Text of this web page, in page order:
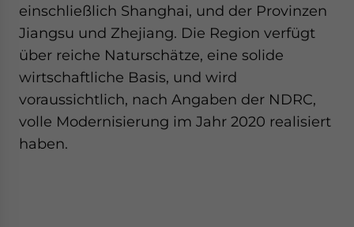
einschließlich Shanghai, und der Provinzen
Jiangsu und Zhejiang. Die Region verfügt
über reiche Naturschätze, eine solide
wirtschaftliche Basis, und wird
voraussichtlich, nach Angaben der NDRC,
volle Modernisierung im Jahr 2020 realisiert
haben.
- case sensitive